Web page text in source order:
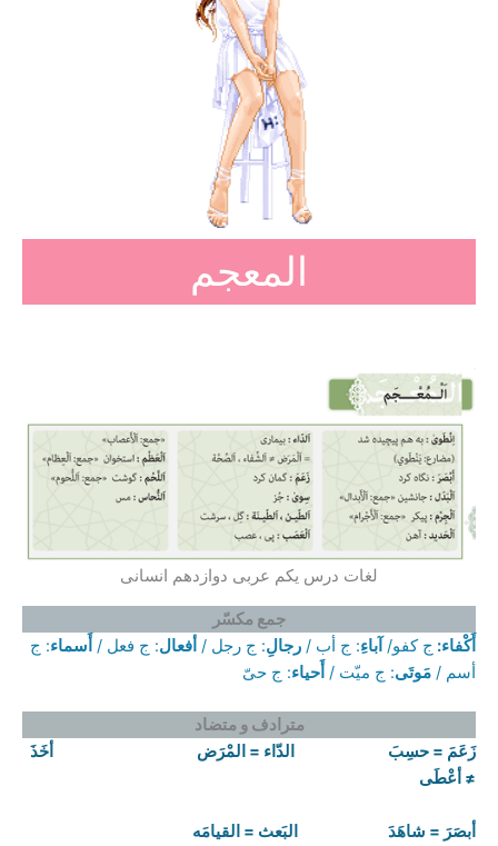
المعجم
لغات درس یکم عربی دوازدهم انسانی
جمع مکسّر
أَکْفاء: ج کفو/ آباءِ: ج أب / رجالِ: ج رجل / أفعال: ج فعل / أَسماء: ج
أسم / مَوتَى: ج میّت / أَحیاء: ج حیّ
مترادف و متضاد
زَعَمَ = حسِبَ الدّاء = المْرَض أخَذَ
≠ أعْطَی
أبصَرَ = شاهَدَ البَعث = القیامَه